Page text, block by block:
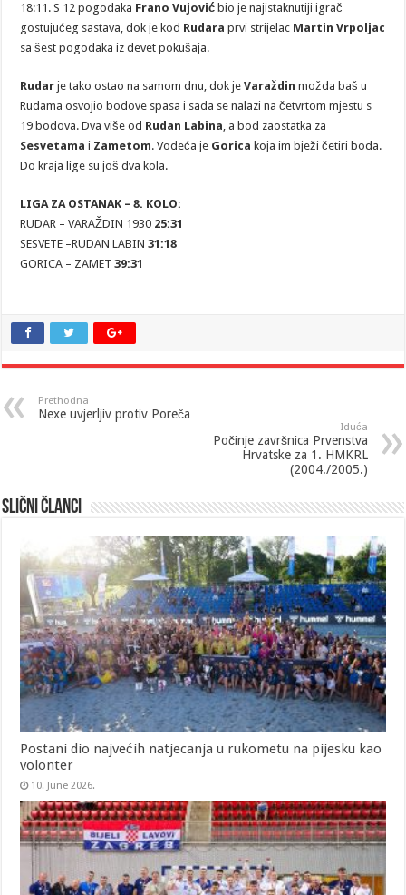
18:11. S 12 pogodaka Frano Vujović bio je najistaknutiji igrač
gostujućeg sastava, dok je kod Rudara prvi strijelac Martin Vrpoljac
sa šest pogodaka iz devet pokušaja.
Rudar je tako ostao na samom dnu, dok jeVaraždin možda baš u
Rudama osvojio bodove spasa i sada se nalazi na četvrtom mjestu s
19 bodova. Dva više od Rudan Labina, a bod zaostatka za
Sesvetama i Zametom. Vodeća je Gorica koja im bježi četiri boda.
Do kraja lige su još dva kola.
LIGA ZA OSTANAK – 8. KOLO:
RUDAR – VARAŽDIN 1930 25:31
SESVETE –RUDAN LABIN31:18
GORICA – ZAMET39:31
Prethodna
Nexe uvjerljiv protiv Poreča
Iduća
Počinje završnica Prvenstva
Hrvatske za 1. HMKRL
(2004./2005.)
Slični članci
Postani dio najvećih natjecanja u rukometu na pijesku kao
volonter
10. June 2026.